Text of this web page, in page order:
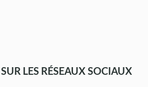
LES RÉSEAUX SOCIAUX